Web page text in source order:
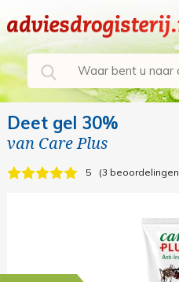
Deet gel 30%
van Care Plus
5 3 beoordelingen